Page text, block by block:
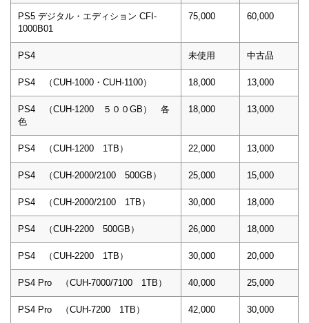
PS5 デジタル・エディション CFI-
1000B01
75,000 60,000
PS4 未使用 中古品
PS4 （CUH-1000・CUH-1100） 18,000 13,000
PS4 （CUH-1200 ５００GB） 各
色
18,000 13,000
PS4 （CUH-1200 1TB） 22,000 13,000
PS4 （CUH-2000/2100 500GB） 25,000 15,000
PS4 （CUH-2000/2100 1TB） 30,000 18,000
PS4 （CUH-2200 500GB） 26,000 18,000
PS4 （CUH-2200 1TB） 30,000 20,000
PS4 Pro （CUH-7000/7100 1TB） 40,000 25,000
PS4 Pro （CUH-7200 1TB） 42,000 30,000